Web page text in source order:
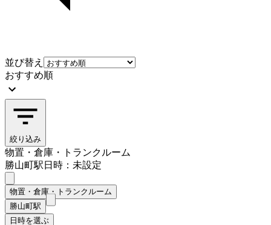
並び替え
おすすめ順
絞り込み
物置・倉庫・トランクルーム
勝山町駅日時：未設定
物置・倉庫・トランクルーム
勝山町駅
日時を選ぶ